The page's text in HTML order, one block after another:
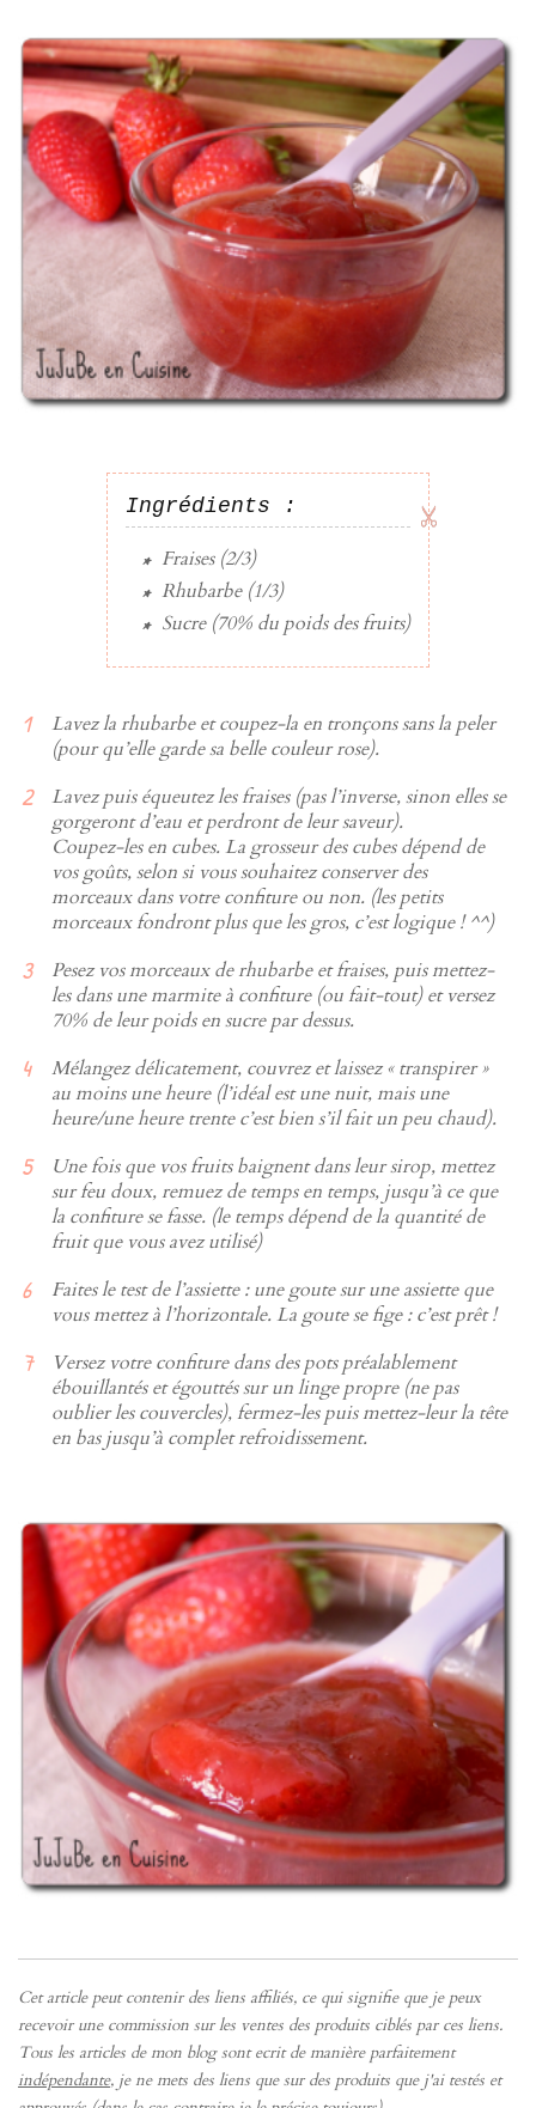
Ingrédients :
Fraises(2/3)
Rhubarbe(1/3)
Sucre(70% du poids des fruits)
Lavez la rhubarbe et coupez-la en tronçons sans la peler
(pour qu’elle garde sa belle couleur rose).
Lavez puis équeutez les fraises (pas l’inverse, sinon elles se
gorgeront d’eau et perdront de leur saveur).
Coupez-les en cubes. La grosseur des cubes dépend de
vos goûts, selon si vous souhaitez conserver des
morceaux dans votre confiture ou non. (les petits
morceaux fondront plus que les gros, c’est logique ! ^^)
Pesez vos morceaux de rhubarbe et fraises, puis mettez-
les dans une marmite à confiture (ou fait-tout) et versez
70% de leur poids en sucre par dessus.
Mélangez délicatement, couvrez et laissez « transpirer »
au moins une heure (l’idéal est une nuit, mais une
heure/une heure trente c’est bien s’il fait un peu chaud).
Une fois que vos fruits baignent dans leur sirop, mettez
sur feu doux, remuez de temps en temps, jusqu’à ce que
la confiture se fasse. (le temps dépend de la quantité de
fruit que vous avez utilisé)
Faites le test de l’assiette : une goute sur une assiette que
vous mettez à l’horizontale. La goute se fige : c’est prêt !
Versez votre confiture dans des pots préalablement
ébouillantés et égouttés sur un linge propre (ne pas
oublier les couvercles), fermez-les puis mettez-leur la tête
en bas jusqu’à complet refroidissement.
Cet article peut contenir des liens affiliés, ce qui signifie que je peux
recevoir une commission sur les ventes des produits ciblés par ces liens.
Tous les articles de mon blog sont ecrit de manière parfaitement
indépendante, je ne mets des liens que sur des produits que j'ai testés et